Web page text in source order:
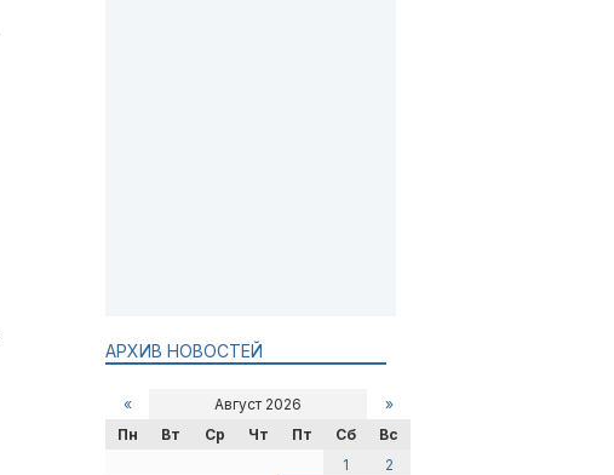
АРХИВ НОВОСТЕЙ
« Август 2026
»
Пн
Вт Ср Чт Пт Сб
Вс
1
2